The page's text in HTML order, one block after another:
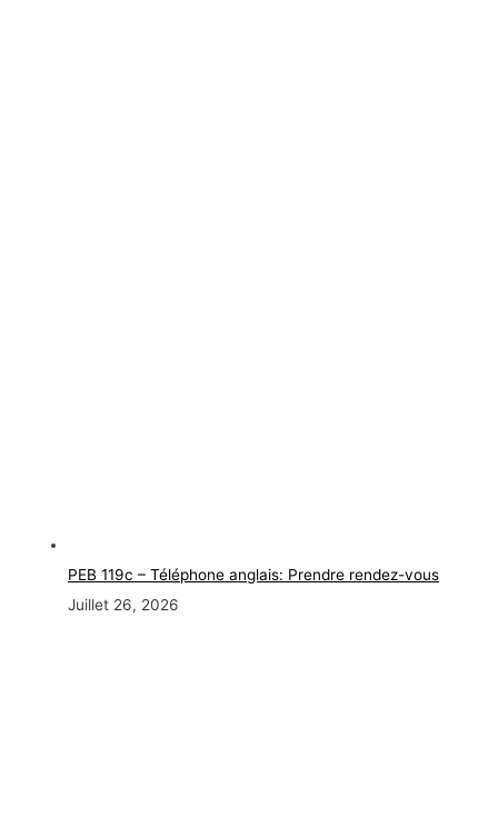
PEB 119c – Téléphone anglais: Prendre rendez-vous
Juillet 26, 2026